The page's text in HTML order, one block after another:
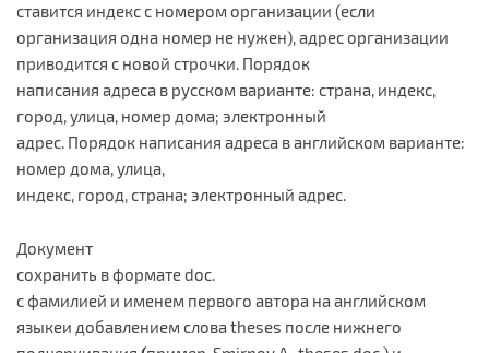
ставится индекс с номером организации (если
организация одна номер не нужен), адрес организации
приводится с новой строчки. Порядок
написания адреса в русском варианте: страна, индекс,
город, улица, номер дома; электронный
адрес. Порядок написания адреса в английском варианте:
номер дома, улица,
индекс, город, страна; электронный адрес.
Документ
сохранить в формате doc.
с фамилией и именем первого автора на английском
языкеи добавлением слова theses после нижнего